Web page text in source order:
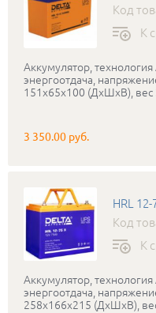
Код
К
Аккумулятор,
энергоотдача,
151х65х100 (ДхШхВ), вес
3 350.00 руб.
HRL 12-
Код
К
Аккумулятор,
энергоотдача,
258х166х215 (ДхШхВ),